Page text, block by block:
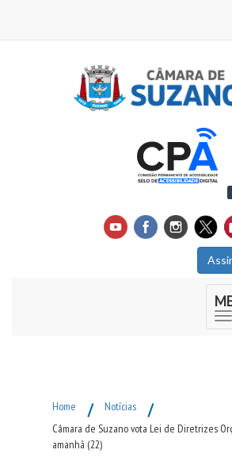
Home / Notícias /
Câmara de Suzano vota Lei de Diretrizes
amanhã (22)